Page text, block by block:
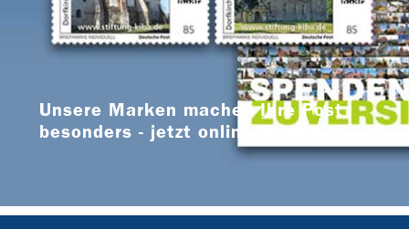
Unsere Marken machen Ihre Post
besonders - jetzt online bestellen